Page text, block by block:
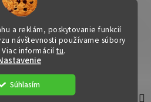
a reklám, poskytovanie funkcií
návštevnosti používame súbory
informáciítu.
Súhlasím